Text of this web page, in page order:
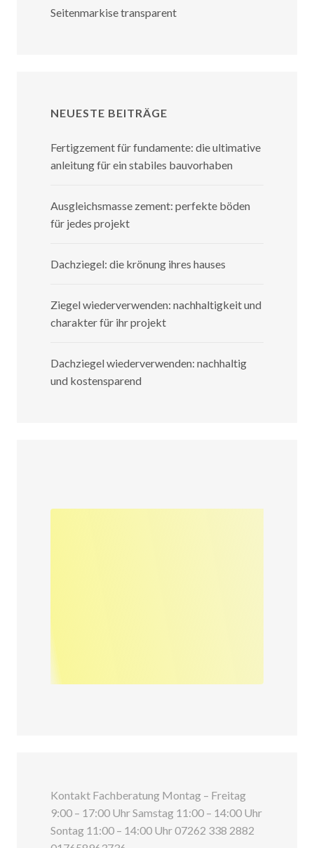
Seitenmarkise transparent
NEUESTE BEITRÄGE
Fertigzement für fundamente: die ultimative
anleitung für ein stabiles bauvorhaben
Ausgleichsmasse zement: perfekte böden
für jedes projekt
Dachziegel: die krönung ihres hauses
Ziegel wiederverwenden: nachhaltigkeit und
charakter für ihr projekt
Dachziegel wiederverwenden: nachhaltig
und kostensparend
Kontakt Fachberatung Montag – Freitag
9:00 – 17:00 Uhr Samstag 11:00 – 14:00 Uhr
Sontag 11:00 – 14:00 Uhr 07262 338 2882